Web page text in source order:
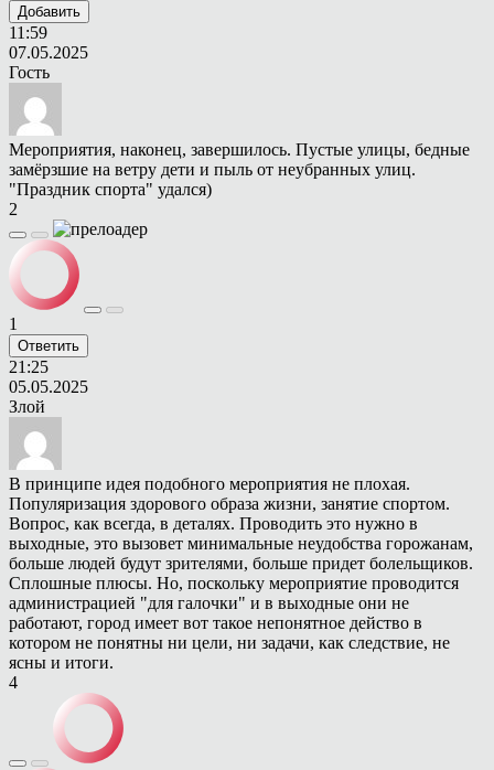
Добавить
11:59
07.05.2025
Гость
Мероприятия, наконец, завершилось. Пустые улицы, бедные
замёрзшие на ветру дети и пыль от неубранных улиц.
"Праздник спорта" удался)
2
1
Ответить
21:25
05.05.2025
Злой
В принципе идея подобного мероприятия не плохая.
Популяризация здорового образа жизни, занятие спортом.
Вопрос, как всегда, в деталях. Проводить это нужно в
выходные, это вызовет минимальные неудобства горожанам,
больше людей будут зрителями, больше придет болельщиков.
Сплошные плюсы. Но, поскольку мероприятие проводится
администрацией "для галочки" и в выходные они не
работают, город имеет вот такое непонятное действо в
котором не понятны ни цели, ни задачи, как следствие, не
ясны и итоги.
4